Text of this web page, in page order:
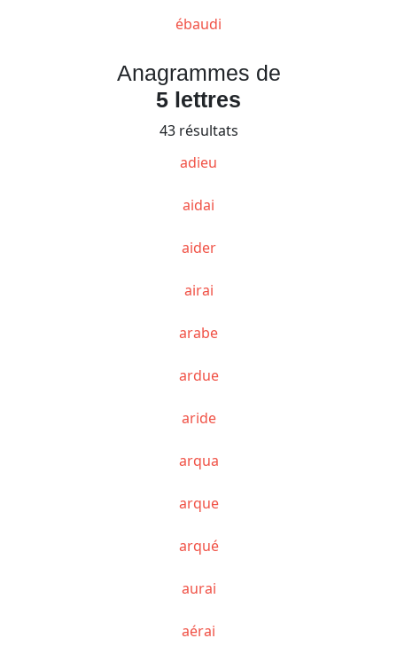
ébaudi
Anagrammes de
5 lettres
43 résultats
adieu
aidai
aider
airai
arabe
ardue
aride
arqua
arque
arqué
aurai
aérai